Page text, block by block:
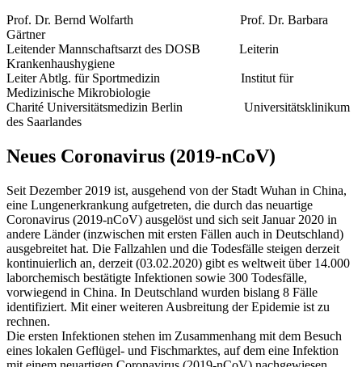
Prof. Dr. Bernd Wolfarth Prof. Dr. Barbara
Gärtner
Leitender Mannschaftsarzt des DOSB Leiterin
Krankenhaushygiene
Leiter Abtlg. für Sportmedizin Institut für
Medizinische Mikrobiologie
Charité Universitätsmedizin Berlin Universitätsklinikum
des Saarlandes
Neues Coronavirus (2019-nCoV)
Seit Dezember 2019 ist, ausgehend von der Stadt Wuhan in China,
eine Lungenerkrankung aufgetreten, die durch das neuartige
Coronavirus (2019-nCoV) ausgelöst und sich seit Januar 2020 in
andere Länder (inzwischen mit ersten Fällen auch in Deutschland)
ausgebreitet hat. Die Fallzahlen und die Todesfälle steigen derzeit
kontinuierlich an, derzeit (03.02.2020) gibt es weltweit über 14.000
laborchemisch bestätigte Infektionen sowie 300 Todesfälle,
vorwiegend in China. In Deutschland wurden bislang 8 Fälle
identifiziert. Mit einer weiteren Ausbreitung der Epidemie ist zu
rechnen.
Die ersten Infektionen stehen im Zusammenhang mit dem Besuch
eines lokalen Geflügel- und Fischmarktes, auf dem eine Infektion